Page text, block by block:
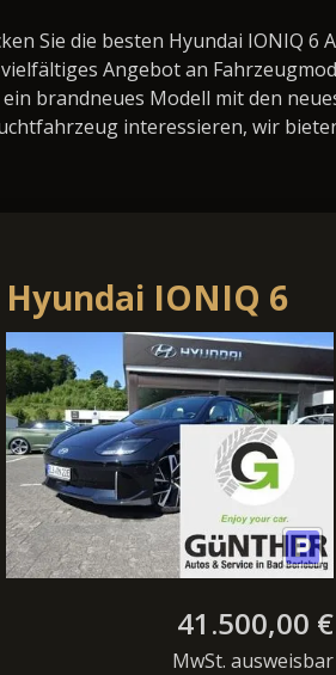
Sie die besten Hyundai IONIQ
Angebot an
ein brandneues Modell mit den
interessieren, wir
Hyundai IONIQ 6
Uniq Elektro
41.500,00 €
MwSt. ausweisbar